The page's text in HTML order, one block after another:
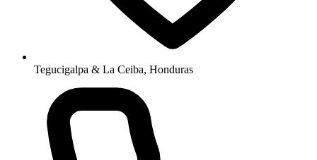
Tegucigalpa & La Ceiba, Honduras